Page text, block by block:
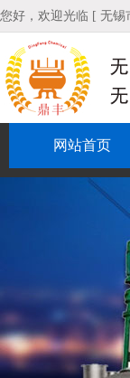
您好，欢迎光临 [ 无锡
网站首页